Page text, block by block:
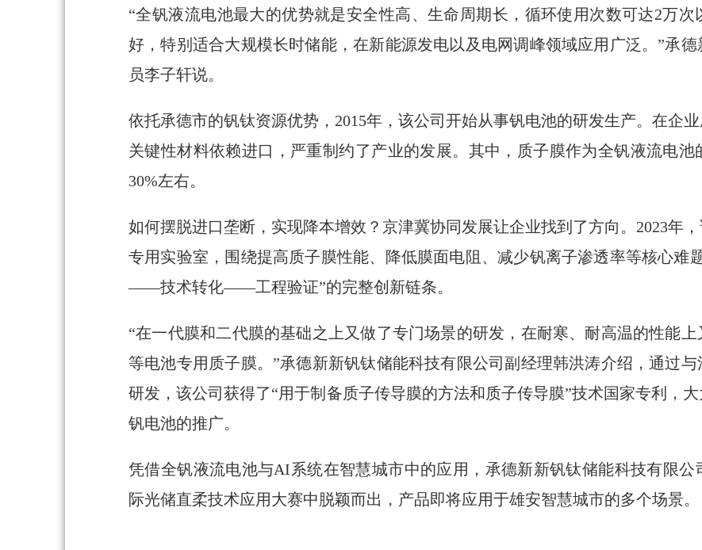
“全钒液流电池最大的优势就是安全性高、生命周期长，循环使用次数可达2万
好，特别适合大规模长时储能，在新能源发电以及电网调峰领域应用广泛。”承
员李子轩说。
依托承德市的钒钛资源优势，2015年，该公司开始从事钒电池的研发生产。在企
关键性材料依赖进口，严重制约了产业的发展。其中，质子膜作为全钒液流电
30%左右。
如何摆脱进口垄断，实现降本增效？京津冀协同发展让企业找到了方向。2023年
专用实验室，围绕提高质子膜性能、降低膜面电阻、减少钒离子渗透率等核心难
——技术转化——工程验证”的完整创新链条。
“在一代膜和二代膜的基础之上又做了专门场景的研发，在耐寒、耐高温的性能
等电池专用质子膜。”承德新新钒钛储能科技有限公司副经理韩洪涛介绍，通过
研发，该公司获得了“用于制备质子传导膜的方法和质子传导膜”技术国家专利，
钒电池的推广。
凭借全钒液流电池与AI系统在智慧城市中的应用，承德新新钒钛储能科技有限公
际光储直柔技术应用大赛中脱颖而出，产品即将应用于雄安智慧城市的多个场景。